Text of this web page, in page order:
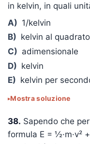
in kelvin, in quali
A) 1/kelvin
B) kelvin al quadrato
C) adimensionale
D) kelvin
E) kelvin per
Mostra soluzione
38. Sapendo che
formula E = ½·m·v²